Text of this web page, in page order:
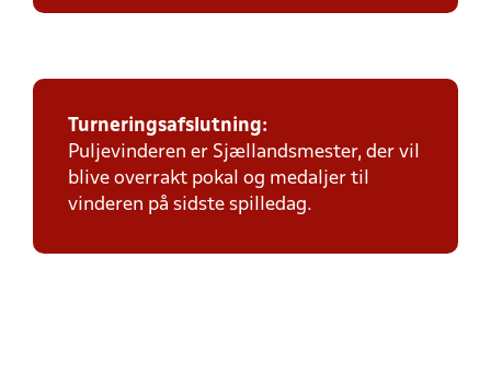
Turneringsafslutning:
Puljevinderen er Sjællandsmester, der vil
blive overrakt pokal og medaljer til
vinderen på sidste spilledag.